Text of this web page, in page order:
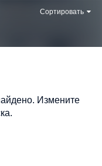
Сортировать
Измените